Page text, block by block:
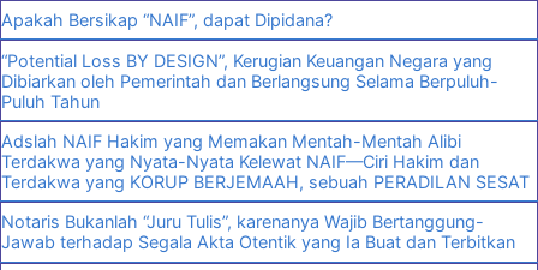
Apakah Bersikap “NAIF”, dapat Dipidana?
“Potential Loss BY DESIGN”, Kerugian Keuangan Negara yang
Dibiarkan oleh Pemerintah dan Berlangsung Selama Berpuluh-
Puluh Tahun
Adslah NAIF Hakim yang Memakan Mentah-Mentah Alibi
Terdakwa yang Nyata-Nyata Kelewat NAIF—Ciri Hakim dan
Terdakwa yang KORUP BERJEMAAH, sebuah PERADILAN SESAT
Notaris Bukanlah “Juru Tulis”, karenanya Wajib Bertanggung-
Jawab terhadap Segala Akta Otentik yang Ia Buat dan Terbitkan